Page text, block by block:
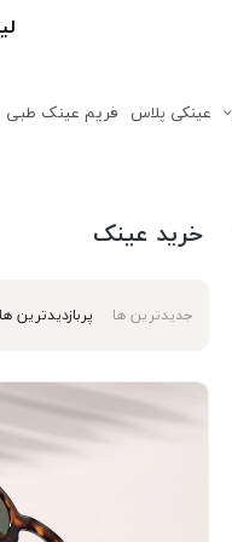
عینکی پلاس فریم عینک طبی
خرید عینک
جدیدترین ها پربازدیدترین ها